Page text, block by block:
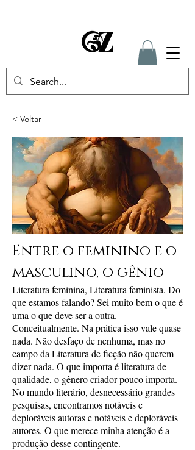
< Voltar
Entre o feminino e o
masculino, o gênio
Literatura feminina, Literatura feminista. Do
que estamos falando? Sei muito bem o que é
uma o que deve ser a outra.
Conceitualmente. Na prática isso vale quase
nada. Não desfaço de nenhuma, mas no
campo da Literatura de ficção não querem
dizer nada. O que importa é literatura de
qualidade, o gênero criador pouco importa.
No mundo literário, desnecessário grandes
pesquisas, encontramos notáveis e
deploráveis autoras e notáveis e deploráveis
autores. O que merece minha atenção é a
produção desse contingente.